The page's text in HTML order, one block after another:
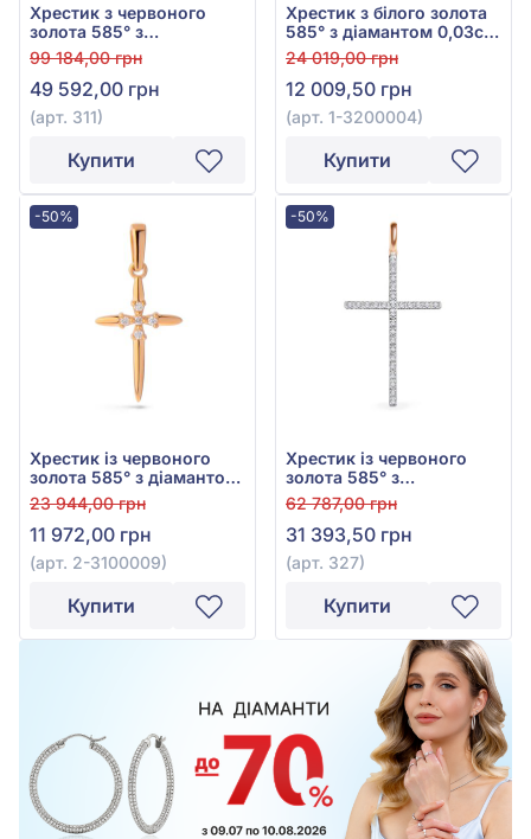
Хрестик з червоного
золота 585° з
діамантами 0,516ct, арт.
311
99 184,00 грн
49 592,00 грн
(арт. 311)
Купити
Хрестик з білого золота
585° з діамантом 0,03ct,
арт. 1-3200004
24 019,00 грн
12 009,50 грн
(арт. 1-3200004)
Купити
-50%
Хрестик із червоного
золота 585° з діамантом
0,03ct, арт. 2-3100009
23 944,00 грн
11 972,00 грн
(арт. 2-3100009)
Купити
-50%
Хрестик із червоного
золота 585° з
діамантами 0,21ct, арт.
327
62 787,00 грн
31 393,50 грн
(арт. 327)
Купити